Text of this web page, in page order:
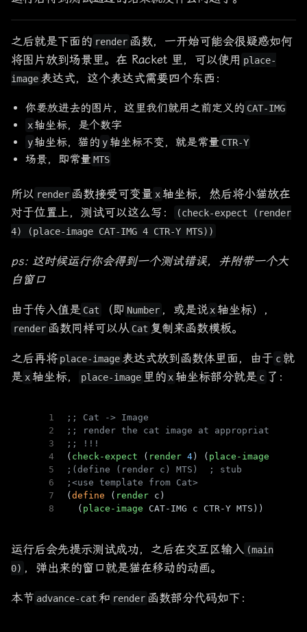
之后就是下面的 render 函数，一开始可能会很疑惑如何
将图片放到场景里。在 Racket 里，可以使用 place-
image 表达式，这个表达式需要四个东西：
你要放进去的图片，这里我们就用之前定义的 CAT-IMG
x轴坐标，是个数字
y轴坐标，猫的 y轴坐标不变，就是常量 CTR-Y
场景，即常量 MTS
所以 render 函数接受可变量 x 轴坐标，然后将小猫放在
对于位置上，测试可以这么写：
(check-expect (render
4) (place-image CAT-IMG 4 CTR-Y MTS))
ps: 这时候运行你会得到一个测试错误，并附带一个大
白窗口
由于传入值是 Cat （即 Number ，或是说 x 轴坐标），
render 函数同样可以从 Cat 复制来函数模板。
之后再将 place-image 表达式放到函数体里面，由于 c 就
是 x轴坐标， place-image 里的 x 轴坐标部分就是 c 了：
1
2
3
4
5
6
7
8
;; Cat -> Image
;; render the cat image at appropriate
;; !!!
( check-expect ( render 4 ) ( place-image
;(define (render c) MTS)  ; stub
;<use template from Cat>
(define ( render c)
  (
place-image CAT-IMG c CTR-Y MTS))
运行后会先提示测试成功，之后在交互区输入 (main
0) ，弹出来的窗口就是猫在移动的动画。
本节 advance-cat 和 render 函数部分代码如下：